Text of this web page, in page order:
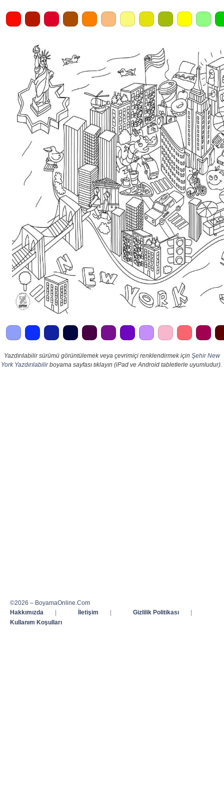
Yazdırılabilir sürümü görüntülemek veya çevrimiçi renklendirmek için Şehir New
York Yazdırılabilirboyama sayfası tıklayın (iPad ve Android tabletlerle uyumludur).
©2026 – BoyamaOnline.Com
Hakkımızda
| İletişim | Gizlilik Politikası
|
Kullanım Koşulları